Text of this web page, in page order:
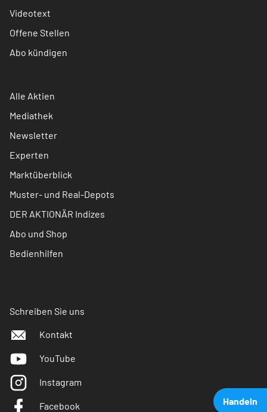
Handeln
Videotext
Offene Stellen
Abo kündigen
Alle Aktien
Mediathek
Newsletter
Experten
Marktüberblick
Muster- und Real-Depots
DER AKTIONÄR Indizes
Abo und Shop
Bedienhilfen
Schreiben Sie uns
Kontakt
YouTube
Instagram
Facebook